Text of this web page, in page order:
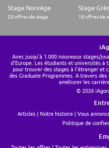
Stage Norvège
20 offres de stage
Stage
18 offres de
Avec jusqu'à 1.000 nouveaux stages/
d'Europe. Les étudiants et universités
pour trouver des stages à l'étranger et
des Graduate Programmes. A travers
améliorer les
© 2026
Articles Notre histoire Vous
Politique de